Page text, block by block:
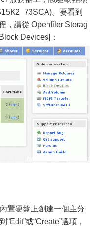
。要看到
，請從 Openfiler Storag
Devices]：
置硬盤上創建一個主分
或“Create”選項，